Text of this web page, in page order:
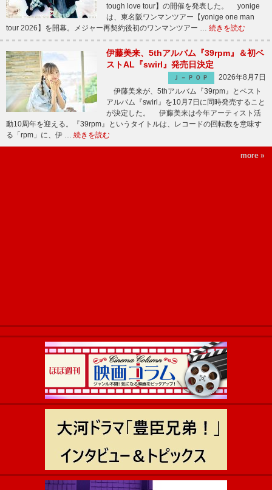
tough love tour】の開催を発表した。 yonige
は、東名阪ワンマンツアー【yonige one man
tour 2026】を開幕。メジャー再契約後初のワンマンツアー … 続きを読む
伊藤美来、5thアルバム『39rpm』＆初ベ
ストAL『swirl』発売日決定
Ｊ－ＰＯＰ
2026年8月7日
伊藤美来が、5thアルバム『39rpm』とベスト
アルバム『swirl』を10月7日に同時発売すること
が決定した。 伊藤美来は今年アーティスト活
動10周年を迎える。『39rpm』というタイトルは、レコードの回転数を意味す
る「rpm」に、伊 … 続きを読む
more »